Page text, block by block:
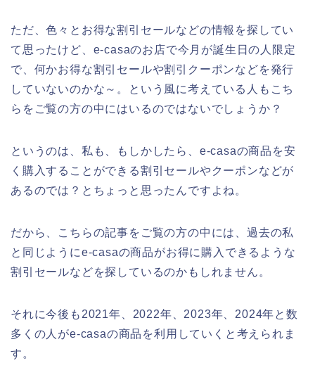
ただ、色々とお得な割引セールなどの情報を探してい
て思ったけど、e-casaのお店で今月が誕生日の人限定
で、何かお得な割引セールや割引クーポンなどを発行
していないのかな～。という風に考えている人もこち
らをご覧の方の中にはいるのではないでしょうか？
というのは、私も、もしかしたら、e-casaの商品を安
く購入することができる割引セールやクーポンなどが
あるのでは？とちょっと思ったんですよね。
だから、こちらの記事をご覧の方の中には、過去の私
と同じようにe-casaの商品がお得に購入できるような
割引セールなどを探しているのかもしれません。
それに今後も2021年、2022年、2023年、2024年と数
多くの人がe-casaの商品を利用していくと考えられま
す。